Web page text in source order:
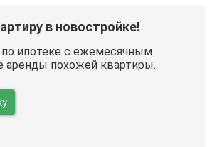
в новостройке!
по ипотеке с ежемесячным
аренды похожей квартиры.